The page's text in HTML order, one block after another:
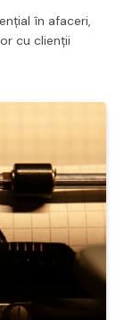
în afaceri,
cu clienții